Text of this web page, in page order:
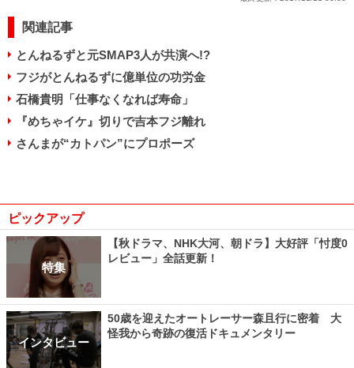
関連記事
とんねるずと元SMAP3人が共演へ!?
フジがとんねるずに億単位の功労金
石橋貴明「仕事なくなれば寿命」
『めちゃイケ』切りで吉本フジ離れ
さんまが“カトパン”にプロポーズ
ピックアップ
特集
【秋ドラマ、NHK大河、朝ドラ】大好評「忖度0
レビュー」全話更新！
インタビュー
50歳を迎えたオートレーサー森且行に密着 大
怪我から奇跡の復活ドキュメンタリー